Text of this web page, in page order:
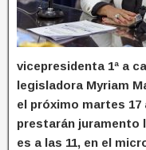
vicepresidenta 1ª a
legisladora Myriam
el próximo martes 17
prestarán juramento
es a las 11, en el